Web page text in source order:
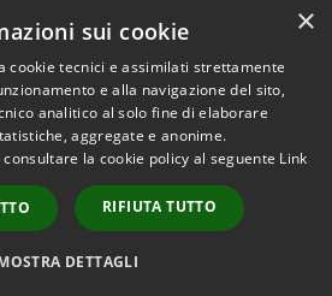
Copyright © 2025
Autorità di
Sistema Portuale
del Mare Adriatico
Centrale
Powered by
Municipium
Accesso redazione
×
sui cookie
cookie tecnici e assimilati strettamente
e alla navigazione del sito,
analitico al solo fine di elaborare
aggregate e anonime.
la cookie policy al seguente Link
RIFIUTA TUTTO
DETTAGLI